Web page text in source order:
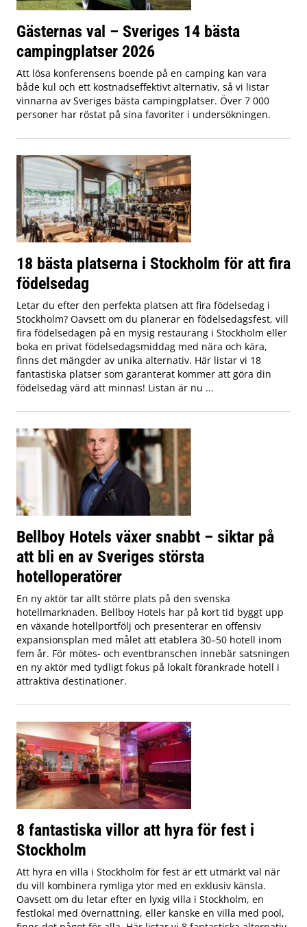
Gästernas val – Sveriges 14 bästa
campingplatser 2026
Att lösa konferensens boende på en camping kan vara
både kul och ett kostnadseffektivt alternativ, så vi listar
vinnarna av Sveriges bästa campingplatser. Över 7 000
personer har röstat på sina favoriter i undersökningen.
18 bästa platserna i Stockholm för att fira
födelsedag
Letar du efter den perfekta platsen att fira födelsedag i
Stockholm? Oavsett om du planerar en födelsedagsfest, vill
fira födelsedagen på en mysig restaurang i Stockholm eller
boka en privat födelsedagsmiddag med nära och kära,
finns det mängder av unika alternativ. Här listar vi 18
fantastiska platser som garanterat kommer att göra din
födelsedag värd att minnas! Listan är nu ...
Bellboy Hotels växer snabbt – siktar på
att bli en av Sveriges största
hotelloperatörer
En ny aktör tar allt större plats på den svenska
hotellmarknaden. Bellboy Hotels har på kort tid byggt upp
en växande hotellportfölj och presenterar en offensiv
expansionsplan med målet att etablera 30–50 hotell inom
fem år. För mötes- och eventbranschen innebär satsningen
en ny aktör med tydligt fokus på lokalt förankrade hotell i
attraktiva destinationer.
8 fantastiska villor att hyra för fest i
Stockholm
Att hyra en villa i Stockholm för fest är ett utmärkt val när
du vill kombinera rymliga ytor med en exklusiv känsla.
Oavsett om du letar efter en lyxig villa i Stockholm, en
festlokal med övernattning, eller kanske en villa med pool,